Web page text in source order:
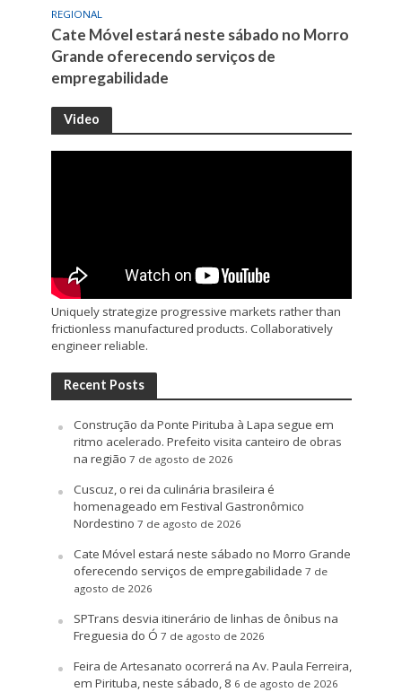
REGIONAL
Cate Móvel estará neste sábado no Morro
Grande oferecendo serviços de
empregabilidade
Video
Uniquely strategize progressive markets rather than
frictionless manufactured products. Collaboratively
engineer reliable.
Recent Posts
Construção da Ponte Pirituba à Lapa segue em
ritmo acelerado. Prefeito visita canteiro de obras
na região 7 de agosto de 2026
Cuscuz, o rei da culinária brasileira é
homenageado em Festival Gastronômico
Nordestino 7 de agosto de 2026
Cate Móvel estará neste sábado no Morro Grande
oferecendo serviços de empregabilidade 7 de
agosto de 2026
SPTrans desvia itinerário de linhas de ônibus na
Freguesia do Ó 7 de agosto de 2026
Feira de Artesanato ocorrerá na Av. Paula Ferreira,
em Pirituba, neste sábado, 8 6 de agosto de 2026